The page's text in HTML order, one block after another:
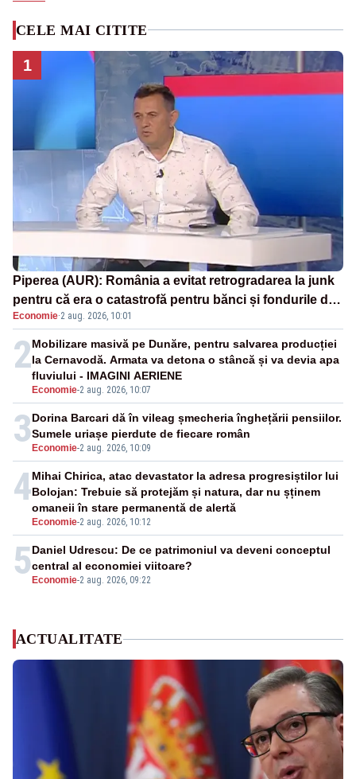
CELE MAI CITITE
1
Piperea (AUR): România a evitat retrogradarea la junk
pentru că era o catastrofă pentru bănci și fondurile de
pensii
Economie·2 aug. 2026, 10:01
2
Economie-2 aug. 2026, 10:07
Mobilizare masivă pe Dunăre, pentru salvarea producției
la Cernavodă. Armata va detona o stâncă și va devia apa
fluviului - IMAGINI AERIENE
3 Economie-2 aug. 2026, 10:09
Dorina Barcari dă în vileag șmecheria înghețării pensiilor.
Sumele uriașe pierdute de fiecare român
4
Economie-2 aug. 2026, 10:12
Mihai Chirica, atac devastator la adresa progresiștilor lui
Bolojan: Trebuie să protejăm și natura, dar nu șținem
omaneii în stare permanentă de alertă
5 Economie-2 aug. 2026, 09:22
Daniel Udrescu: De ce patrimoniul va deveni conceptul
central al economiei viitoare?
ACTUALITATE